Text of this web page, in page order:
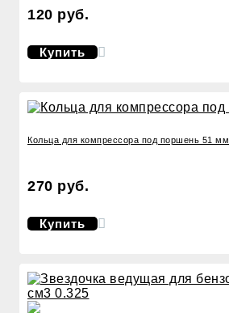
120 руб.
Купить
Кольца для компрессора под поршень 51 мм
270 руб.
Купить